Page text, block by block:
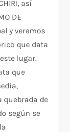
así
DE
y veremos
que data
lugar.
que
quebrada de
según se